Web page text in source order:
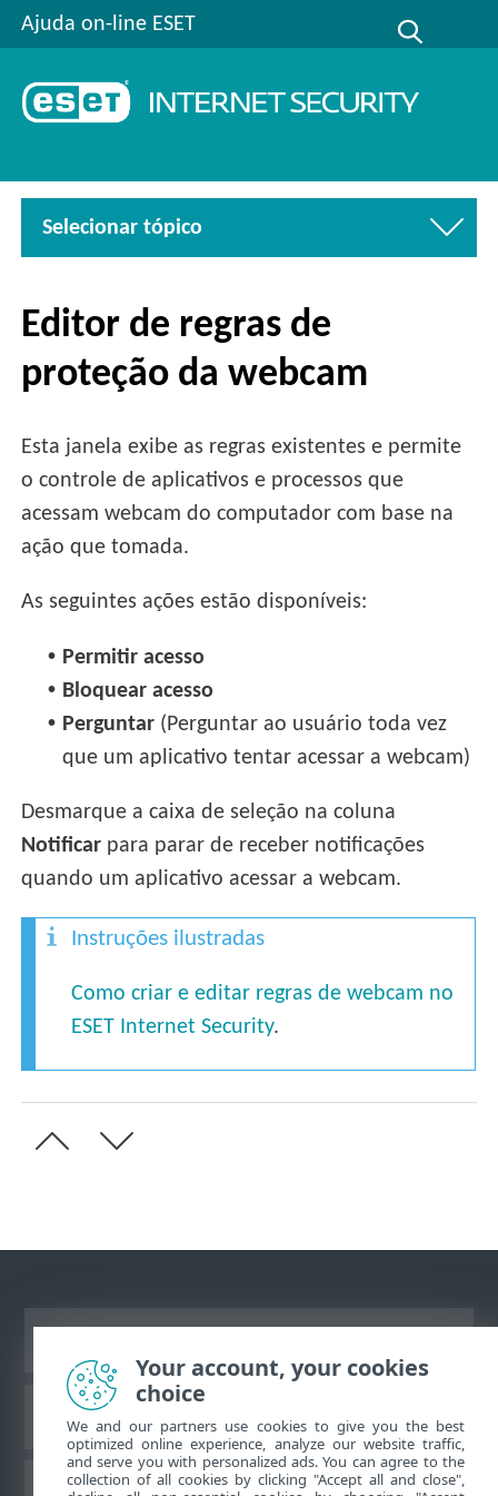
Ajuda on-line ESET
Selecionar tópico
Editor de regras de
proteção da webcam
Esta janela exibe as regras existentes e permite
o controle de aplicativos e processos que
acessam webcam do computador com base na
ação que tomada.
As seguintes ações estão disponíveis:
• Permitir acesso
• Bloquear acesso
• Perguntar (Perguntar ao usuário toda vez
que um aplicativo tentar acessar a webcam)
Desmarque a caixa de seleção na coluna
Notificar para parar de receber notificações
quando um aplicativo acessar a webcam.
Instruções ilustradas
Como criar e editar regras de webcam no
ESET Internet Security.
Base de conhecimento da ESET
Your account, your cookies
choice
We and our partners use cookies to give you the best
optimized online experience, analyze our website traffic,
and serve you with personalized ads. You can agree to the
collection of all cookies by clicking "Accept all and close",